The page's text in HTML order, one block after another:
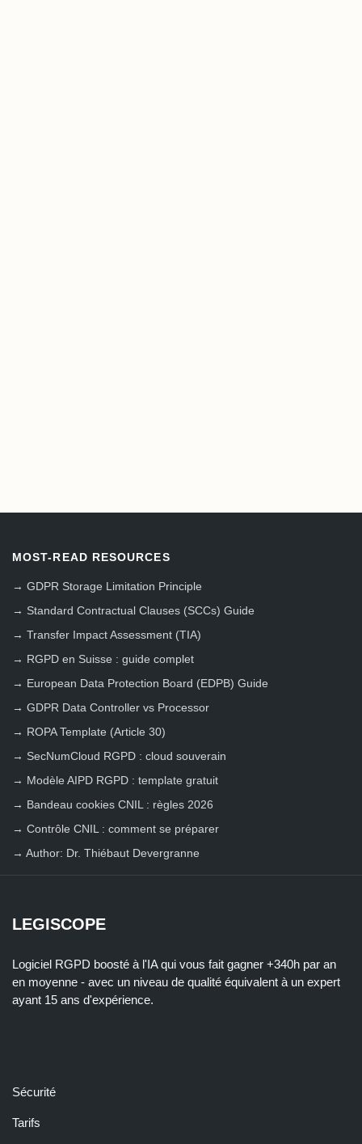
MOST-READ RESOURCES
→ GDPR Storage Limitation Principle
→ Standard Contractual Clauses (SCCs) Guide
→ Transfer Impact Assessment (TIA)
→ RGPD en Suisse : guide complet
→ European Data Protection Board (EDPB) Guide
→ GDPR Data Controller vs Processor
→ ROPA Template (Article 30)
→ SecNumCloud RGPD : cloud souverain
→ Modèle AIPD RGPD : template gratuit
→ Bandeau cookies CNIL : règles 2026
→ Contrôle CNIL : comment se préparer
→ Author: Dr. Thiébaut Devergranne
LEGISCOPE
Logiciel RGPD boosté à l'IA qui vous fait gagner +340h par an
en moyenne - avec un niveau de qualité équivalent à un expert
ayant 15 ans d'expérience.
Sécurité
Tarifs